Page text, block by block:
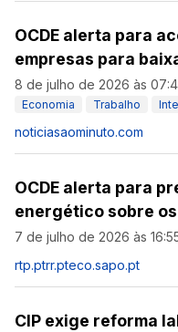
OCDE alerta para
empresas para
8 de julho de 2026 às
Economia Trabalho
noticiasaominuto.com
OCDE alerta para
energético sobre
7 de julho de 2026 às
rtp.ptrr.pteco.sapo.pt
CIP exige reforma